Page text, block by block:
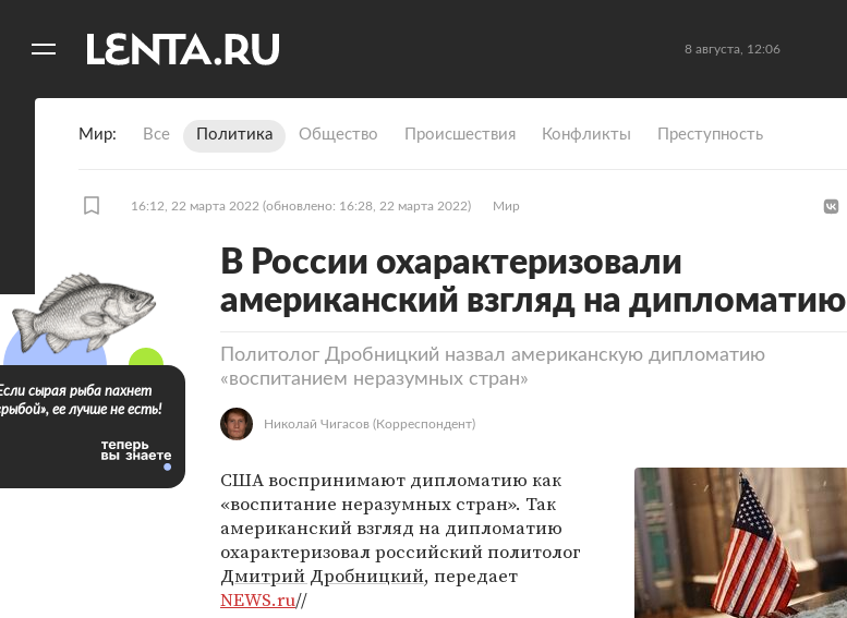
8 августа, 12:06
Мир Все Политика Общество Происшествия Конфликты Преступность
16:12, 22 марта 2022 (обновлено: 16:28, 22 марта 2022) Мир
В России охарактеризовали
американский взгляд на дипломатию
Политолог Дробницкий назвал американскую дипломатию
«воспитанием неразумных стран»
Николай Чигасов (Корреспондент)
США воспринимают дипломатию как
«воспитание неразумных стран». Так
американский взгляд на дипломатию
охарактеризовал российский политолог
Дмитрий Дробницкий, передает
NEWS.ru//
сырая рыба пахнет
ее лучше не есть!